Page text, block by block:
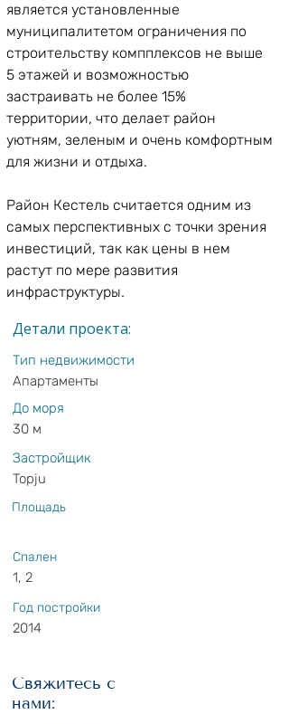
является установленные
муниципалитетом ограничения по
строительству компплексов не выше
5 этажей и возможностью
застраивать не более 15%
территории, что делает район
уютням, зеленым и очень комфортным
для жизни и отдыха.
Район Кестель считается одним из
самых перспективных с точки зрения
инвестиций, так как цены в нем
растут по мере развития
инфраструктуры.
Детали проекта:
Тип недвижимости
Апартаменты
До моря
30 м
Застройщик
Topju
Площадь
Спален
1, 2
Год постройки
2014
Свяжитесь с
нами: